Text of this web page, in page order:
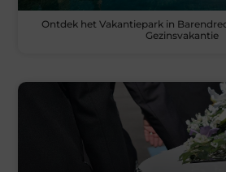
Ontdek het Vakantiepark in
Gezinsvakantie